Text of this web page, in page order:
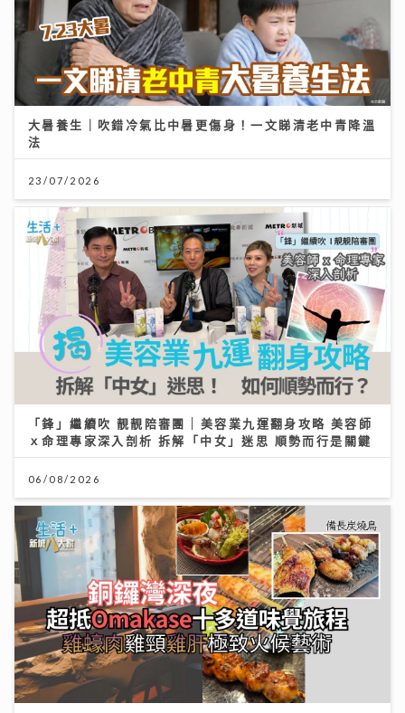
大暑養生｜吹錯冷氣比中暑更傷身！一文睇清老中青降溫
法
23/07/2026
「鋒」繼續吹 靚靚陪審團 | 美容業九運翻身攻略 美容師
ｘ命理專家深入剖析 拆解「中女」迷思 順勢而行是關鍵
06/08/2026